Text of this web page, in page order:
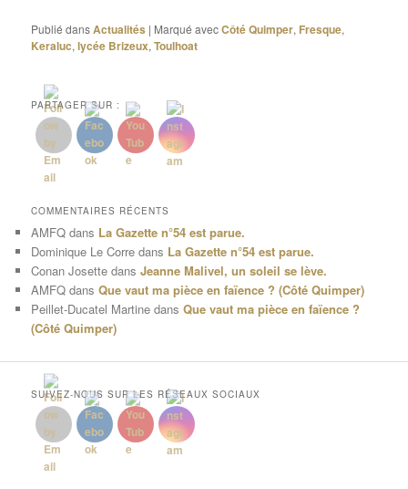
Publié dansActualités | Marqué avecCôté Quimper, Fresque,
Keraluc,lycée Brizeux,Toulhoat
PARTAGER SUR :
COMMENTAIRES RÉCENTS
AMFQ dans La Gazette n°54 est parue.
Dominique Le Corre dans La Gazette n°54 est parue.
Conan Josette dansJeanne Malivel, un soleil se lève.
AMFQ dansQue vaut ma pièce en faïence ? (Côté Quimper)
Peillet-Ducatel Martine dansQue vaut ma pièce en faïence ?
(Côté Quimper)
SUIVEZ-NOUS SUR LES RÉSEAUX SOCIAUX